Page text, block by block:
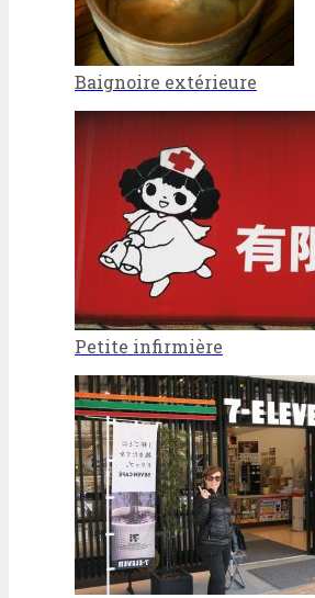
Baignoire extérieure
Petite infirmière